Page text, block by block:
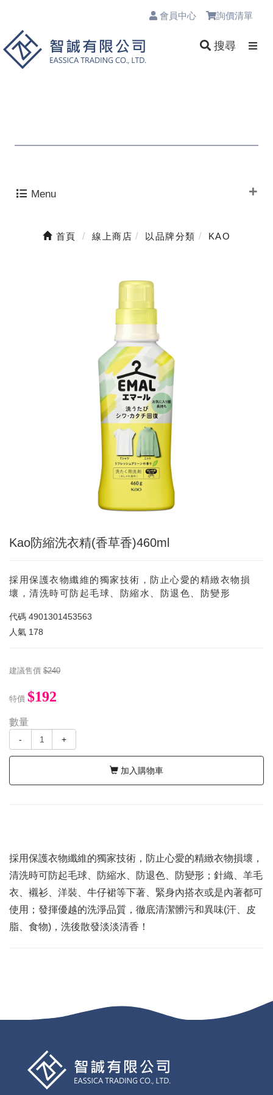
會員中心 詢價清單
搜尋
Menu
首頁 線上商店 以品牌分類 KAO
Kao防縮洗衣精(香草香)460ml
採用保護衣物纖維的獨家技術，防止心愛的精緻衣物損
壞，清洗時可防起毛球、防縮水、防退色、防變形
代碼 4901301453563
人氣 178
建議售價 $240
特價 $192
數量
- +
加入購物車
採用保護衣物纖維的獨家技術，防止心愛的精緻衣物損壞，
清洗時可防起毛球、防縮水、防退色、防變形；針織、羊毛
衣、襯衫、洋裝、牛仔裙等下著、緊身內搭衣或是內著都可
使用；發揮優越的洗淨品質，徹底清潔髒污和異味(汗、皮
脂、食物)，洗後散發淡淡清香！